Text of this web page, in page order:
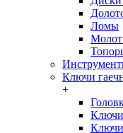
Ломы
Ключи
+